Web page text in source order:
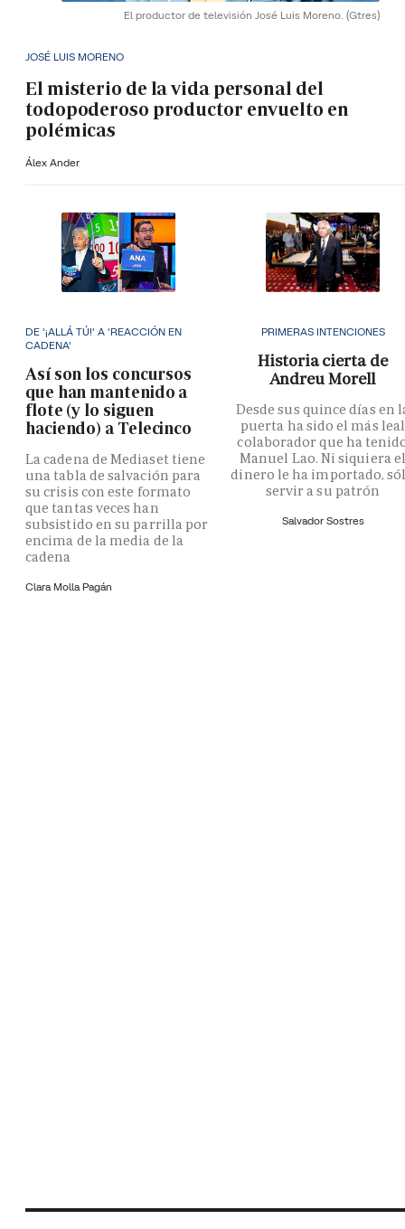
El productor de televisión José Luis Moreno. (Gtres)
JOSÉ LUIS MORENO
El misterio de la vida personal del
todopoderoso productor envuelto en
polémicas
Álex Ander
DE '¡ALLÁ TÚ!' A 'REACCIÓN EN
CADENA'
Así son los concursos
que han mantenido a
flote (y lo siguen
haciendo) a Telecinco
La cadena de Mediaset tiene
una tabla de salvación para
su crisis con este formato
que tantas veces han
subsistido en su parrilla por
encima de la media de la
cadena
Clara Molla Pagán
PRIMERAS INTENCIONES
Historia cierta de
Andreu Morell
Desde sus quince días en
puerta ha sido el más leal
colaborador que ha
Manuel Lao. Ni siquiera
dinero le ha importado,
servir a su patrón
Salvador Sostres